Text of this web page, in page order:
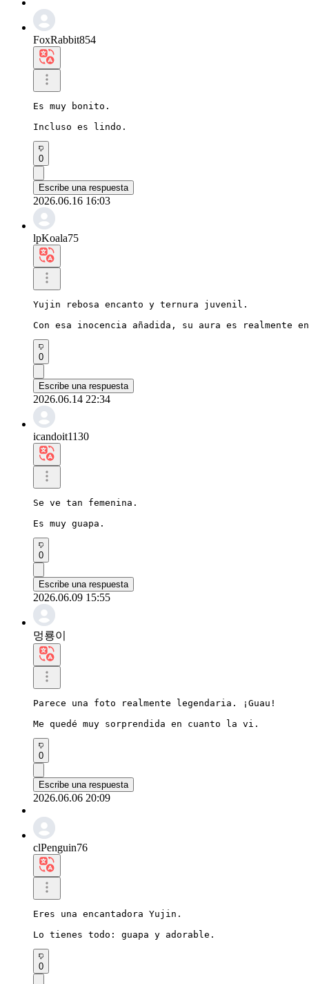
FoxRabbit854
Es muy bonito.
Incluso es lindo.
0
Escribe una respuesta
2026.06.16 16:03
lpKoala75
Yujin rebosa encanto y ternura juvenil.
Con esa inocencia añadida, su aura es realmente
0
Escribe una respuesta
2026.06.14 22:34
icandoit1130
Se ve tan femenina.
Es muy guapa.
0
Escribe una respuesta
2026.06.09 15:55
멍룡이
Parece una foto realmente legendaria. ¡Guau!
Me quedé muy sorprendida en cuanto la vi.
0
Escribe una respuesta
2026.06.06 20:09
clPenguin76
Eres una encantadora Yujin.
Lo tienes todo: guapa y adorable.
0